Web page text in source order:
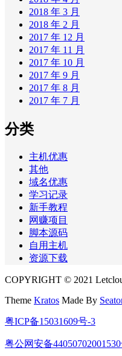
2018 年 3 月
2018 年 2 月
2017 年 12 月
2017 年 11 月
2017 年 10 月
2017 年 9 月
2017 年 8 月
2017 年 7 月
分类
主机优惠
其他
域名优惠
学习记录
新手教程
网赚项目
脚本源码
自用主机
资源下载
COPYRIGHT © 2021
Theme Kratos Made By
粤ICP备15031609号-3
粤公网安备